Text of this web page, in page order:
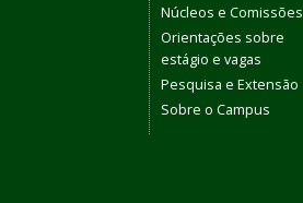
Núcleos e Comissões
Orientações sobre
estágio e vagas
Pesquisa e Extensão
Sobre o Campus